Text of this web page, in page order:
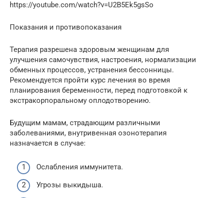
https://youtube.com/watch?v=U2B5Ek5gsSo
Показания и противопоказания
Терапия разрешена здоровым женщинам для
улучшения самочувствия, настроения, нормализации
обменных процессов, устранения бессонницы.
Рекомендуется пройти курс лечения во время
планирования беременности, перед подготовкой к
экстракорпоральному оплодотворению.
Будущим мамам, страдающим различными
заболеваниями, внутривенная озонотерапия
назначается в случае:
Ослабления иммунитета.
Угрозы выкидыша.